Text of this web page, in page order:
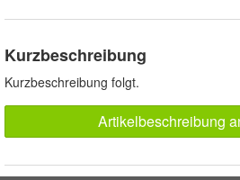
Kurzbeschreibung
Kurzbeschreibung folgt.
Artikelbeschreibung